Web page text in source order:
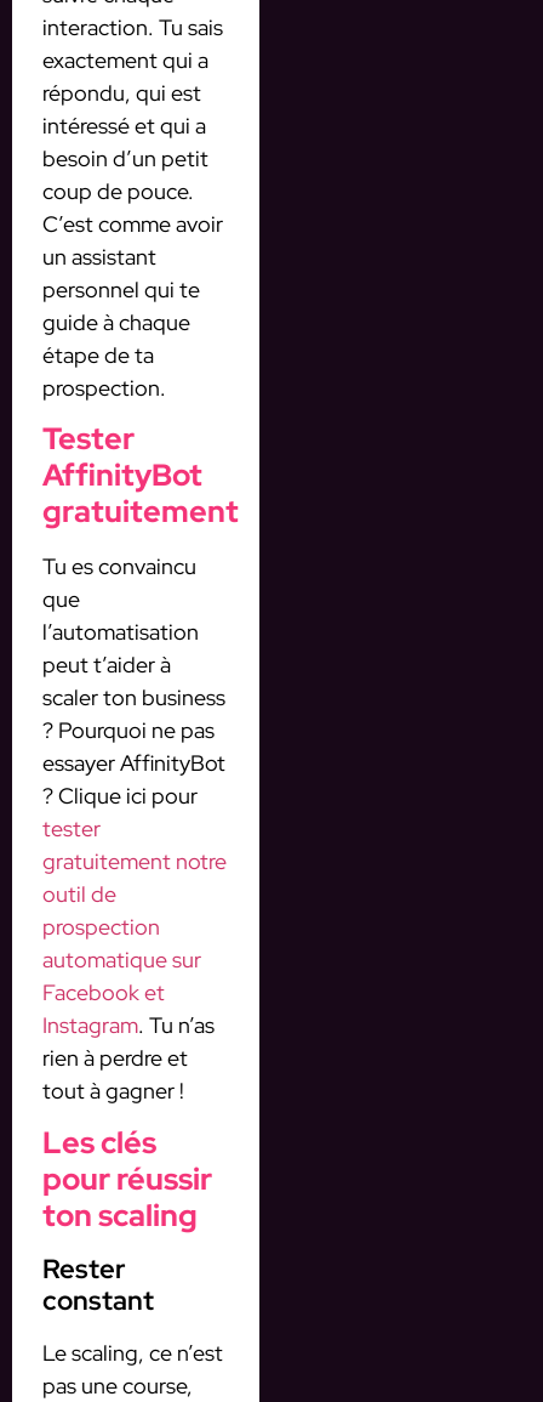
interaction. Tu sais
exactement qui a
répondu, qui est
intéressé et qui a
besoin d’un petit
coup de pouce.
C’est comme avoir
un assistant
personnel qui te
guide à chaque
étape de ta
prospection.
Tester
AffinityBot
gratuitement
Tu es convaincu
que
l’automatisation
peut t’aider à
scaler ton business
? Pourquoi ne pas
essayer AffinityBot
? Clique ici pour
tester
gratuitement notre
outil de
prospection
automatique sur
Facebook et
Instagram. Tu n’as
rien à perdre et
tout à gagner !
Les clés
pour réussir
ton scaling
Rester
constant
Le scaling, ce n’est
pas une course,